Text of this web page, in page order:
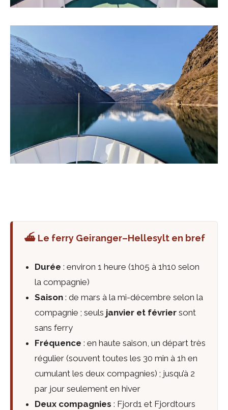
⛴️ Le ferry Geiranger–Hellesylt en bref
Durée : environ 1 heure (1h05 à 1h10 selon
la compagnie)
Saison : de mars à la mi-décembre selon la
compagnie ; seuls janvier et février sont
sans ferry
Fréquence : en haute saison, un départ très
régulier (souvent toutes les 30 min à 1h en
cumulant les deux compagnies) ; jusqu’à 2
par jour seulement en hiver
Deux compagnies : Fjord1 et Fjordtours